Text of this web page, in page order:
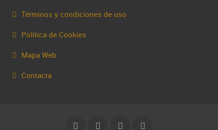
Términos y condiciones de uso
Política de Cookies
Mapa Web
Contacta